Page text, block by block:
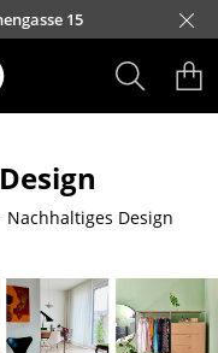
15
Nachhaltiges Design